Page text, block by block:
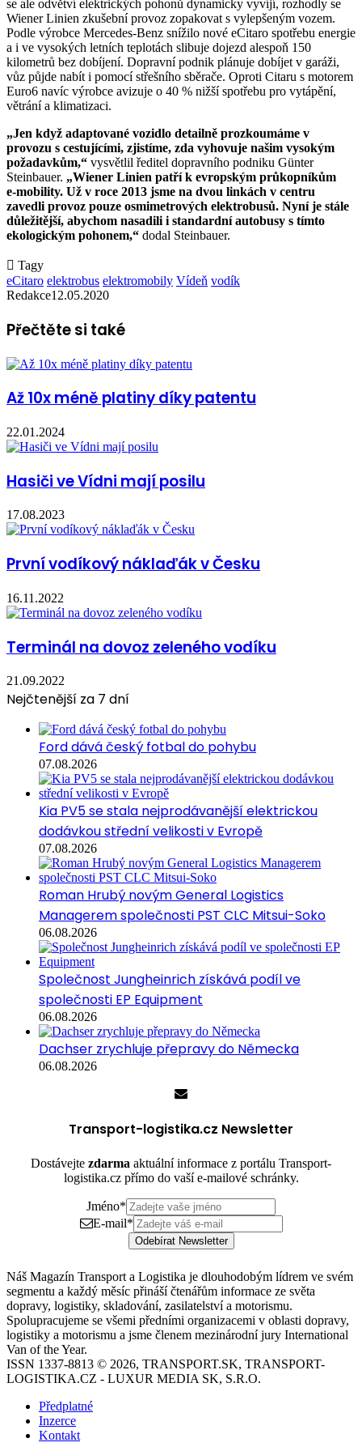
se ale odvětví elektrických pohonů dynamicky vyvíjí, rozhodly se
Wiener Linien zkušební provoz zopakovat s vylepšeným vozem.
Podle výrobce Mercedes-Benz snížilo nové eCitaro spotřebu energie
a i ve vysokých letních teplotách slibuje dojezd alespoň 150
kilometrů bez dobíjení. Dopravní podnik plánuje dobíjet v garáži,
vůz půjde nabít i pomocí střešního sběrače. Oproti Citaru s motorem
Euro6 navíc výrobce avizuje o 40 % nižší spotřebu pro vytápění,
větrání a klimatizaci.
„Jen když adaptované vozidlo detailně prozkoumáme v
provozu s cestujícími, zjistíme, zda vyhovuje našim vysokým
požadavkům,“ vysvětlil ředitel dopravního podniku Günter
Steinbauer. „Wiener Linien patří k evropským průkopníkům
e‑mobility. Už v roce 2013 jsme na dvou linkách v centru
zavedli provoz pouze osmimetrových elektrobusů. Nyní je stále
důležitější, abychom nasadili i standardní autobusy s tímto
ekologickým pohonem,“ dodal Steinbauer.
Tagy
eCitaro elektrobus elektromobily Vídeň vodík
Redakce12.05.2020
Přečtěte si také
Až 10x méně platiny díky patentu
22.01.2024
Hasiči ve Vídni mají posilu
17.08.2023
První vodíkový náklaďák v Česku
16.11.2022
Terminál na dovoz zeleného vodíku
21.09.2022
Nejčtenější za 7 dní
Ford dává český fotbal do pohybu
07.08.2026
Kia PV5 se stala nejprodávanější elektrickou
dodávkou střední velikosti v Evropě
07.08.2026
Roman Hrubý novým General Logistics
Managerem společnosti PST CLC Mitsui-Soko
06.08.2026
Společnost Jungheinrich získává podíl ve
společnosti EP Equipment
06.08.2026
Dachser zrychluje přepravy do Německa
06.08.2026
Transport-logistika.cz Newsletter
Dostávejte zdarma aktuální informace z portálu Transport-
logistika.cz přímo do vaší e-mailové schránky.
Jméno*
E-mail*
Odebírat Newsletter
Náš Magazín Transport a Logistika je dlouhodobým lídrem ve svém
segmentu a každý měsíc přináší čtenářům informace ze světa
dopravy, logistiky, skladování, zasilatelství a motorismu.
Spolupracujeme se všemi předními organizacemi v oblasti dopravy,
logistiky a motorismu a jsme členem mezinárodní jury International
Van of the Year.
ISSN 1337-8813 © 2026, TRANSPORT.SK, TRANSPORT-
LOGISTIKA.CZ - LUXUR MEDIA SK, S.R.O.
Předplatné
Inzerce
Kontakt